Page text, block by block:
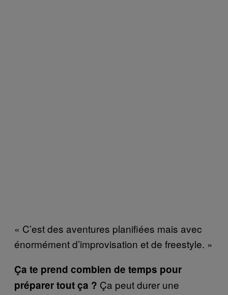
« C’est des aventures planifiées mais avec
énormément d’improvisation et de freestyle. »
Ça te prend combien de temps pour
préparer tout ça ? Ça peut durer une